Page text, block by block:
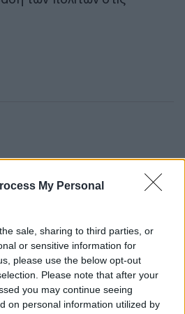
My Personal
sale, sharing to third parties, or
or sensitive information for
please use the below opt-out
Please note that after your
you may continue seeing
on personal information utilized by